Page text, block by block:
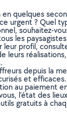
quelques
urgent ? Quel
souhaitez-
les
leur profil,
leurs
depuis la
et efficaces.
au paiement
l’état des
gratuits à